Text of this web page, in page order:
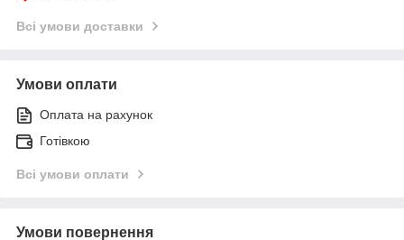
Всі умови доставки
Умови оплати
Оплата на рахунок
Готівкою
Всі умови оплати
Умови повернення